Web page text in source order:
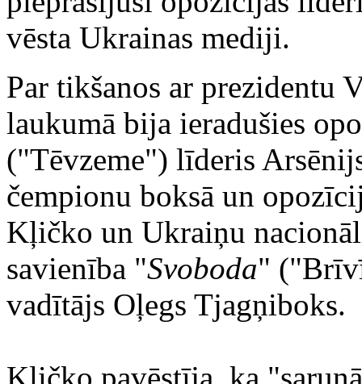
vēsta Ukrainas mediji.
Par tikšanos ar prezidentu
laukumā bija ieradušies
("Tēvzeme") līderis
čempionu boksā un
Kļičko un Ukraiņu
savienība "Svoboda"
vadītājs Oļegs Tjagņiboks.
Kļičko pavēstīja, ka